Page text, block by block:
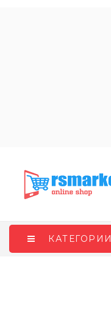
КАТЕГОРИИ